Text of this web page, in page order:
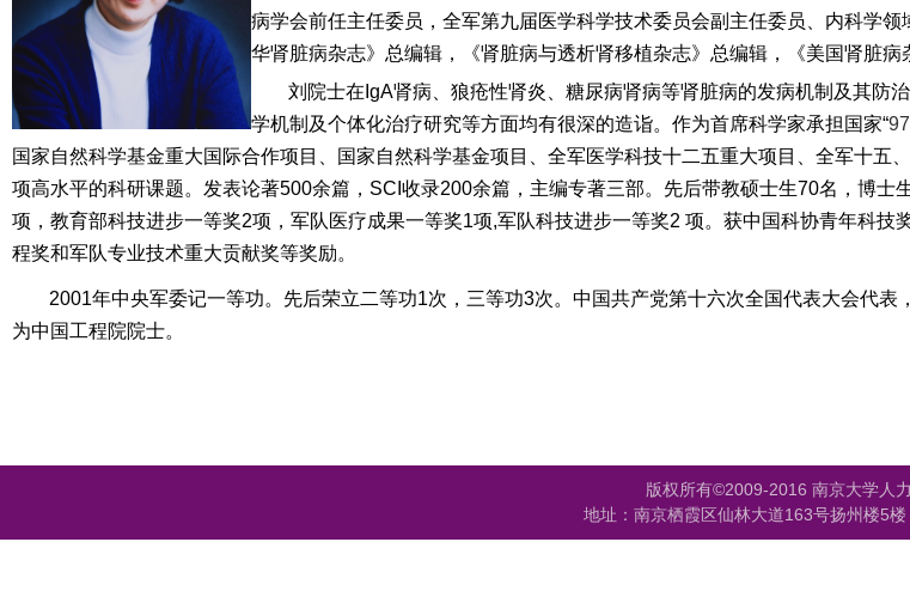
病学会前任主任委员，全军第九届医学科学技术委员会副主任委员、内科学
华肾脏病杂志》总编辑，《肾脏病与透析肾移植杂志》总编辑，《美国肾脏病
刘院士在 IgA肾病、狼疮性肾炎、糖尿病肾病等肾脏病的发病机制及其防
学机制及个体化治疗研究等方面均有很深的造诣。 作为首席科学家承担国家“
国家自然科学基金重大国际合作项目、国家自然科学基金项目、全军医学科技十二五重大项目、全军十
项高水平的科研课题。 发表论著500余篇， SCI 收录200余篇，主编专著三部。先后带教硕士生70名，博士
项，教育部科技进步一等奖2项，军队医疗成果一等奖1项,军队科技进步一等奖2 项。获中国科协青年科技
程奖和军队专业技术重大贡献奖等奖励。
2001年中央军委记一等功。先后荣立二等功1次，三等功3次。中国共产党第十六次全国代表大会代表
为中国工程院院士。
版权所有©2009-2016 南京大学人
地址：南京栖霞区仙林大道163号扬州楼5